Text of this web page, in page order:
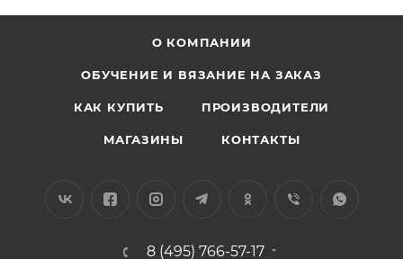
О КОМПАНИИ
ОБУЧЕНИЕ И ВЯЗАНИЕ НА ЗАКАЗ
КАК КУПИТЬ ПРОИЗВОДИТЕЛИ
МАГАЗИНЫ КОНТАКТЫ
8 (495) 766-57-17